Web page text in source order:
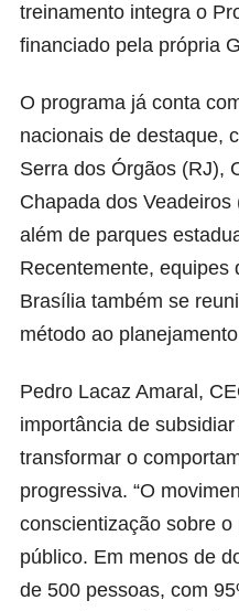
treinamento integra o
financiado pela própria
O programa já conta
nacionais de destaque,
Serra dos Órgãos (RJ),
Chapada dos
além de parques
Recentemente, equipes
Brasília também se
método ao
Pedro Lacaz Amaral,
importância de
transformar o
progressiva. “O
conscientização sobre
público. Em menos de
de 500 pessoas, com